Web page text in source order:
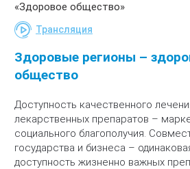
«Здоровое общество»
Трансляция
Здоровые регионы –
общество
Доступность качественного
лекарственных препаратов –
социального благополучия.
государства и бизнеса –
доступность жизненно важных